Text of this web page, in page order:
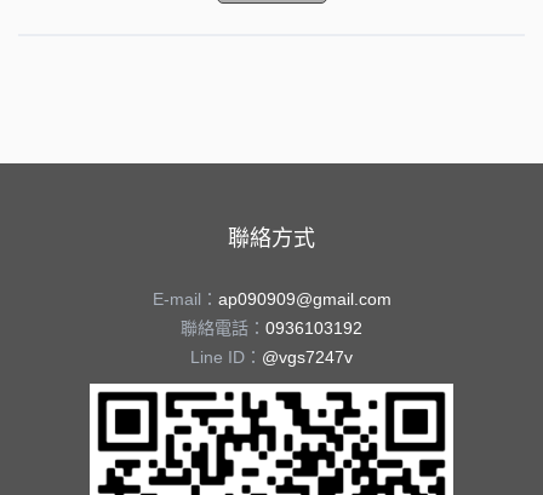
聯絡方式
E-mail： ap090909@gmail.com
聯絡電話： 0936103192
Line ID： @vgs7247v